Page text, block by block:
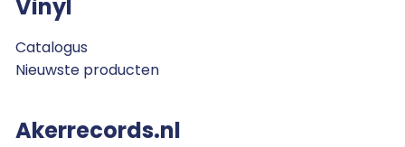
Vinyl
Catalogus
Nieuwste producten
Akerrecords.nl